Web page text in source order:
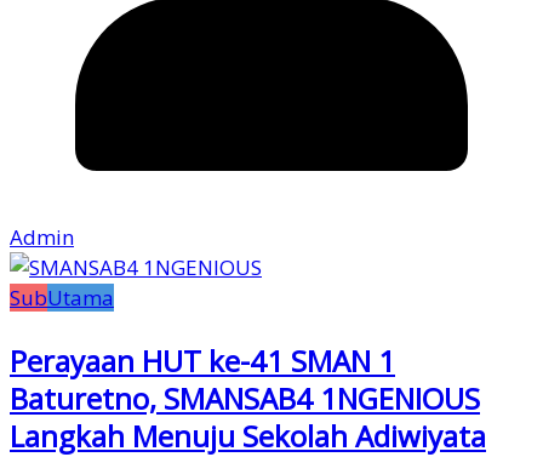
Admin
SubUtama
Perayaan HUT ke-41 SMAN 1
Baturetno, SMANSAB4 1NGENIOUS
Langkah Menuju Sekolah Adiwiyata